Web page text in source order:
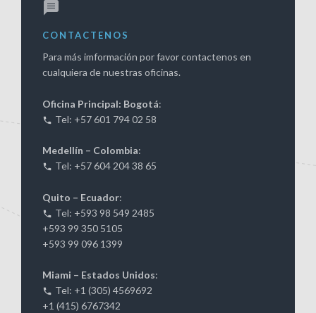
CONTACTENOS
Para más imformación por favor contactenos en
cualquiera de nuestras oficinas.
Oficina Principal: Bogotá:
Tel: +57 601 794 02 58
Medellín – Colombia:
Tel: +57 604 204 38 65
Quito – Ecuador:
Tel: +593 98 549 2485
+593 99 350 5105
+593 99 096 1399
Miami – Estados Unidos:
Tel: +1 (305) 4569692
+1 (415) 6767342